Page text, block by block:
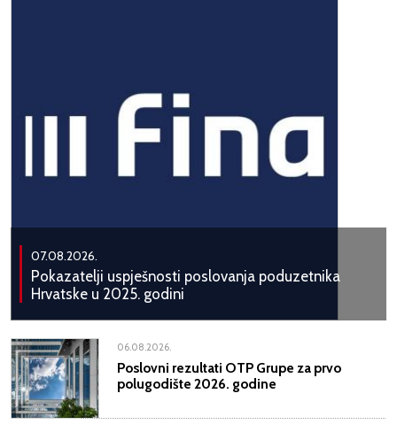
07.08.2026.
Pokazatelji uspješnosti poslovanja poduzetnika
Hrvatske u 2025. godini
06.08.2026.
Poslovni rezultati OTP Grupe za prvo
polugodište 2026. godine